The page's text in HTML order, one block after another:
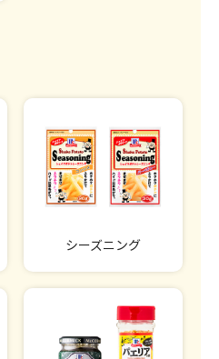
シーズニング